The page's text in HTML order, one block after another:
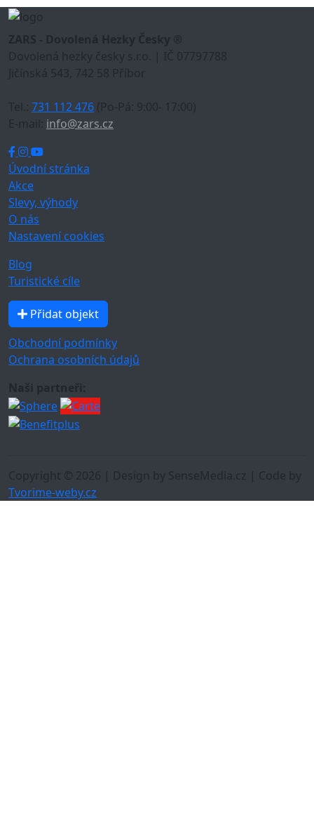
ZARS - Dovolená Hezky Česky ®
Dovolená hezky česky s.r.o. | IČ 07797788
Jičínská 543, 742 58 Příbor
Tel.: 731 112 476 (Po-Pá: 9:00- 17:00)
E-mail: info@zars.cz
Úvodní stránka
Akce
Slevy, výhody
O nás
Nastavení cookies
Blog
Turistické cíle
Přidat objekt
Obchodní podmínky
Ochrana osobních údajů
Naši partneři:
Copyright © 2026 | Design by SenseMedia.cz | Code by
Tvorime-weby.cz